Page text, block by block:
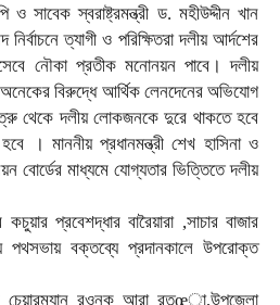
সাবেক স্বরাষ্ট্রমন্ত্রী ড. মহীউদ্দীন খান
ত্যাগী ও পরিক্ষিতরা দলীয় আর্দশের
নৌকা প্রতীক মনোনয়ন পাবে। দলীয়
বিরুদ্ধে আর্থিক লেনদেনের অভিযোগ
থেকে দলীয় লোকজনকে দুরে থাকতে হবে
। মাননীয় প্রধানমন্ত্রী শেখ হাসিনা ও
বোর্ডের মাধ্যমে যোগ্যতার ভিত্তিতে দলীয়
প্রবেশদ্ধার বারৈয়ারা ,সাচার বাজার
পথসভায় বক্তব্যে প্রদানকালে উপরোক্ত
চেয়ারম্যান রওনক আরা রতœা,উপজেলা